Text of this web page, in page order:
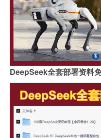
DeepSeek全套部署资料